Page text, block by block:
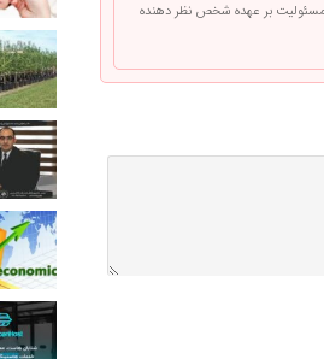
بر عهده شخص نظر دهنده